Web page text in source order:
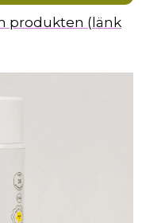
produkten (länk